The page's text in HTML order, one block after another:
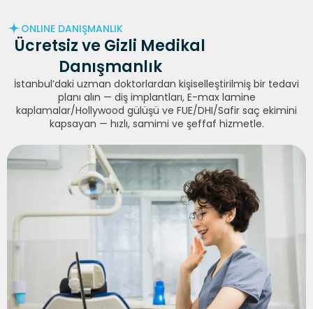
ONLINE DANIŞMANLIK
Ücretsiz ve Gizli Medikal
Danışmanlık
İstanbul’daki uzman doktorlardan kişiselleştirilmiş bir tedavi
planı alın — diş implantları, E-max lamine
kaplamalar/Hollywood gülüşü ve FUE/DHI/Safir saç ekimini
kapsayan — hızlı, samimi ve şeffaf hizmetle.